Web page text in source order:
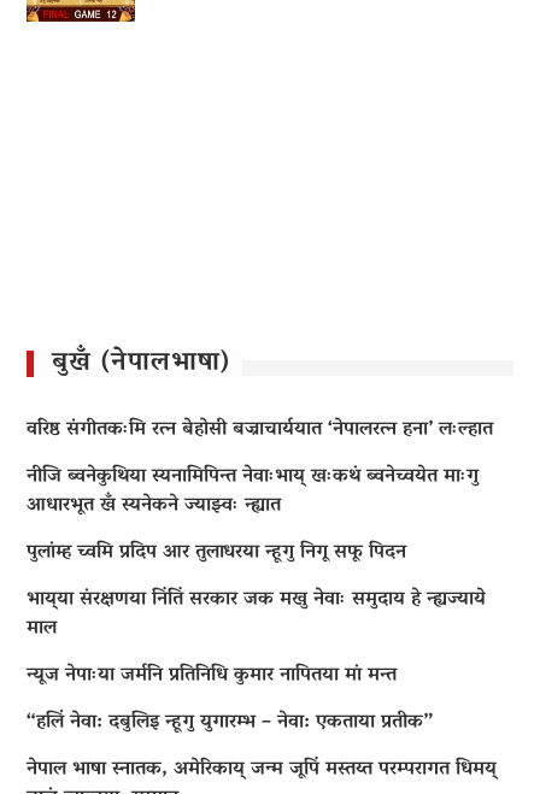
बुखँ (नेपालभाषा)
वरिष्ठ संगीतकःमि रत्न बेहोसी बज्राचार्ययात ‘नेपालरत्न हना’ लःल्हात
नीजि ब्वनेकुथिया स्यनामिपिन्त नेवाःभाय् खःकथं ब्वनेच्वयेत माःगु
आधारभूत खँ स्यनेकने ज्याझ्वः न्ह्यात
पुलांम्ह च्वमि प्रदिप आर तुलाधरया न्हूगु निगू सफू पिदन
भाय्‌या संरक्षणया निंतिं सरकार जक मखु नेवाः समुदाय हे न्ह्यज्याये
माल
न्यूज नेपाःया जर्मनि प्रतिनिधि कुमार नापितया मां मन्त
“हलिं नेवा: दबुलिइ न्हूगु युगारम्भ – नेवा: एकताया प्रतीक”
नेपाल भाषा स्नातक, अमेरिकाय् जन्म जूपिं मस्तय्त परम्परागत धिमय्